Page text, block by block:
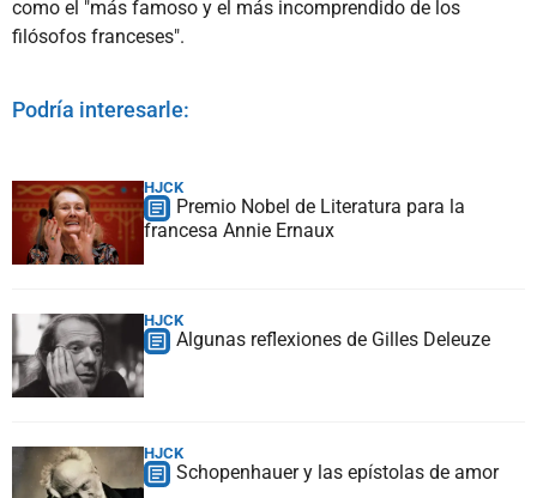
como el "más famoso y el más incomprendido de los
filósofos franceses".
Podría interesarle:
HJCK
Premio Nobel de Literatura para la
francesa Annie Ernaux
HJCK
Algunas reflexiones de Gilles Deleuze
HJCK
Schopenhauer y las epístolas de amor